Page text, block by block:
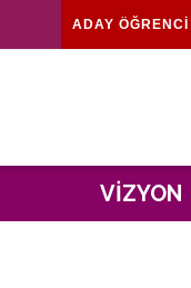
ADAY ÖĞRENCİ
VIZYON